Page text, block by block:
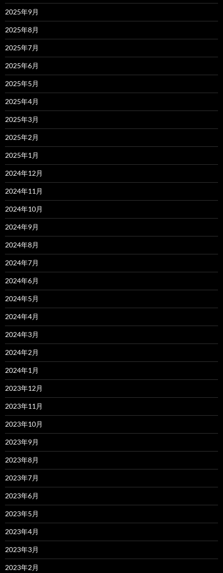
2025年9月
2025年8月
2025年7月
2025年6月
2025年5月
2025年4月
2025年3月
2025年2月
2025年1月
2024年12月
2024年11月
2024年10月
2024年9月
2024年8月
2024年7月
2024年6月
2024年5月
2024年4月
2024年3月
2024年2月
2024年1月
2023年12月
2023年11月
2023年10月
2023年9月
2023年8月
2023年7月
2023年6月
2023年5月
2023年4月
2023年3月
2023年2月